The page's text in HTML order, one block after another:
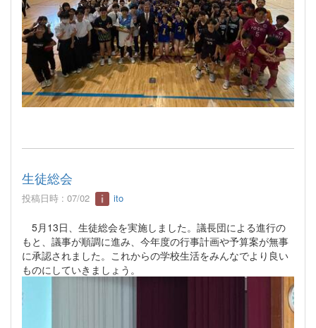
生徒総会
投稿日時 : 07/02 ito
5月13日、生徒総会を実施しました。議長団による進行の
もと、議事が順調に進み、今年度の行事計画や予算案が無事
に承認されました。これからの学校生活をみんなでより良い
ものにしていきましょう。